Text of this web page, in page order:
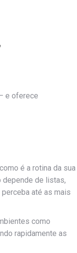
e oferece
é a rotina da sua
depende de listas,
até as mais
como
rapidamente as